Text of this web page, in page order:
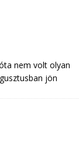
nem volt olyan
jön